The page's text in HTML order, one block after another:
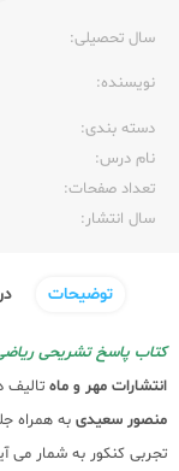
سال تحصیلی:‌
نویسنده:‌
دسته بندی:
نام درس:
تعداد صفحات:‌
سال انتشار:‌
توضیحات
کتاب پاسخ تشریحی
انتشارات مهر و ماه تالیف
منصور سعیدی به همراه
تجربی کنکور به شمار می